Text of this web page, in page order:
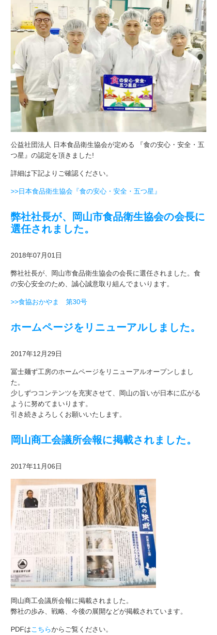
公益社団法人 日本食品衛生協会が定める 『食の安心・安全・五
つ星』の認定を頂きました!
詳細は下記よりご確認ください。
>>日本食品衛生協会『食の安心・安全・五つ星』
弊社社長が、岡山市食品衛生協会の会長に
選任されました。
2018年07月01日
弊社社長が、岡山市食品衛生協会の会長に選任されました。食
の安心安全のため、誠心誠意取り組んでまいります。
>>食協おかやま 第30号
ホームページをリニューアルしました。
2017年12月29日
冨士麺ず工房のホームページをリニューアルオープンしまし
た。
少しずつコンテンツを充実させて、岡山の旨いが日本に広がる
ように努めてまいります。
引き続きよろしくお願いいたします。
岡山商工会議所会報に掲載されました。
2017年11月06日
岡山商工会議所会報に掲載されました。
弊社の歩み、戦略、今後の展開などが掲載されています。
PDFはこちらからご覧ください。